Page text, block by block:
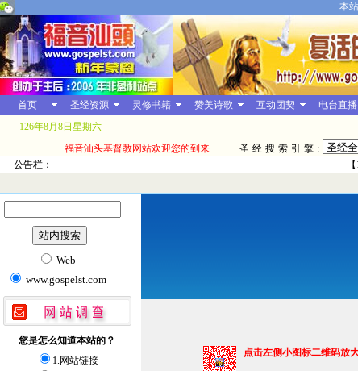
· 本
首页 圣经资源 灵修书籍 赞美诗歌 互动团契 电台直播
126年8月8日星期六
福音汕头基督教网站欢迎您的到来
圣经搜索引擎:
公告栏：
【
Web
www.gospelst.com
您是怎么知道本站的？
1.网站链接
点击左侧小图标二维码放